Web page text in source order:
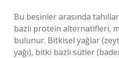
Bu besinler arasında
bazlı protein alternatifleri,
bulunur. Bitkisel yağlar
yağı), bitki bazlı sütler